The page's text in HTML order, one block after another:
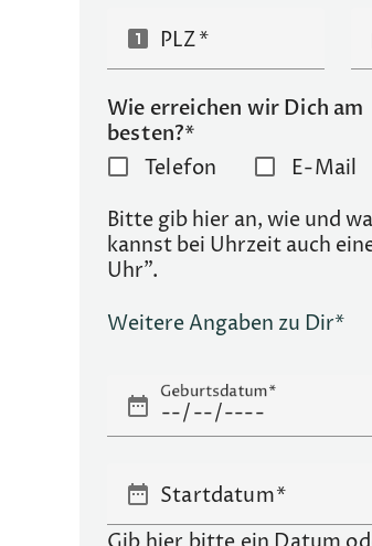
looks_one PLZ
Wie erreichen wir Dich am
besten?*
Telefon
E-Mail
Bitte gib hier an, wie und
kannst bei Uhrzeit auch
Uhr".
Weitere Angaben zu Dir*
date_range
Geburtsdatum
date_range Startdatum